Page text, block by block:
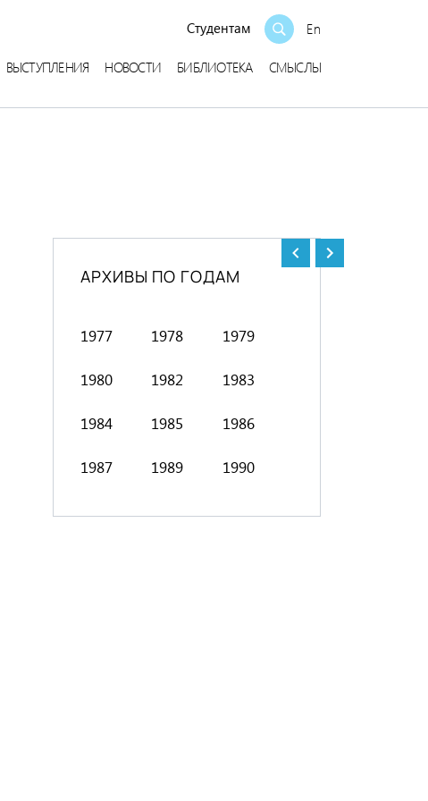
Студентам En
ВЫСТУПЛЕНИЯ НОВОСТИ БИБЛИОТЕКА СМЫСЛЫ
АРХИВЫ ПО ГОДАМ
1977 1978 1979
1980 1982 1983
1984 1985 1986
1987 1989 1990